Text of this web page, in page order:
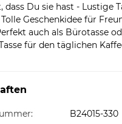
dass Du sie hast - Lustige
Geschenkidee für
auch als Bürotasse
für den täglichen
B24015-330